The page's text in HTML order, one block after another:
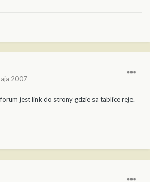
2007
jest link do strony gdzie sa tablice reje.